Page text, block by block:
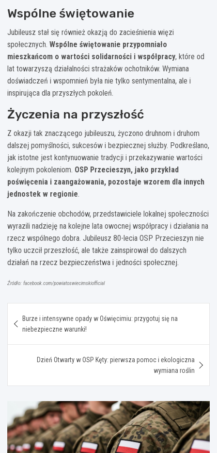
Wspólne świętowanie
Jubileusz stał się również okazją do zacieśnienia więzi
społecznych. Wspólne świętowanie przypomniało
mieszkańcom o wartości solidarności i współpracy, które od
lat towarzyszą działalności strażaków ochotników. Wymiana
doświadczeń i wspomnień była nie tylko sentymentalna, ale i
inspirująca dla przyszłych pokoleń.
Życzenia na przyszłość
Z okazji tak znaczącego jubileuszu, życzono druhnom i druhom
dalszej pomyślności, sukcesów i bezpiecznej służby. Podkreślano,
jak istotne jest kontynuowanie tradycji i przekazywanie wartości
kolejnym pokoleniom. OSP Przecieszyn, jako przykład
poświęcenia i zaangażowania, pozostaje wzorem dla innych
jednostek w regionie.
Na zakończenie obchodów, przedstawiciele lokalnej społeczności
wyrazili nadzieję na kolejne lata owocnej współpracy i działania na
rzecz wspólnego dobra. Jubileusz 80-lecia OSP Przecieszyn nie
tylko uczcił przeszłość, ale także zainspirował do dalszych
działań na rzecz bezpieczeństwa i jedności społecznej.
Źródło: facebook.com/powiatoswiecimskiofficial
wpisu
Burze i intensywne opady w Oświęcimiu: przygotuj się na
niebezpieczne warunki!
Dzień Otwarty w OSP Kęty: pierwsza pomoc i ekologiczna
wymiana roślin